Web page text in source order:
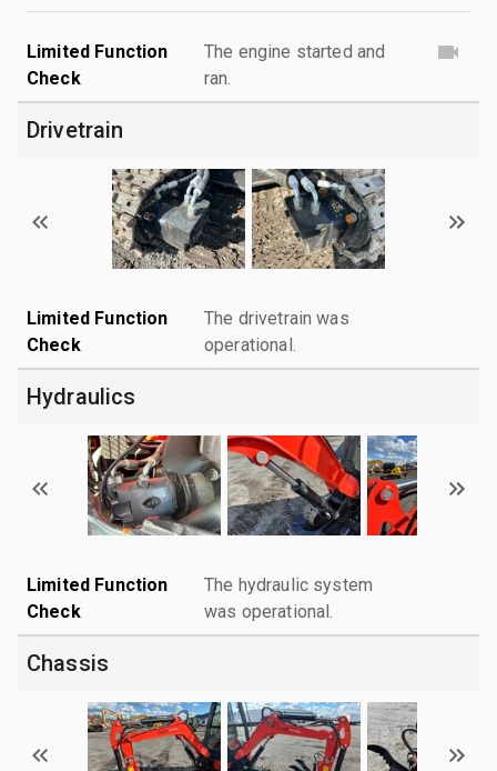
Limited Function
Check
The engine started and
ran.
Drivetrain
Limited Function
Check
The drivetrain was
operational.
Hydraulics
Limited Function
Check
The hydraulic system
was operational.
Chassis